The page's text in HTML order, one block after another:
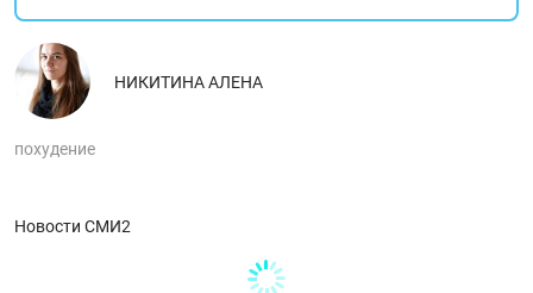
НИКИТИНА АЛЕНА
похудение
Новости СМИ2